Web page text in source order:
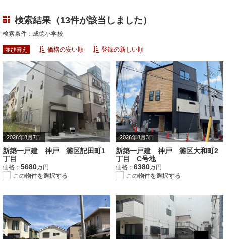
検索結果（13件が該当しました）
検索条件：成徳小学校
並び替え 価格の安い順 登録の新しい順
2026年8月7日
新築一戸建 神戸 灘区記田町1
丁目
価格： 5680万円
この物件を選択する
2026年8月3日
新築一戸建 神戸 灘区大和町2
丁目 C号地
価格： 6380万円
この物件を選択する